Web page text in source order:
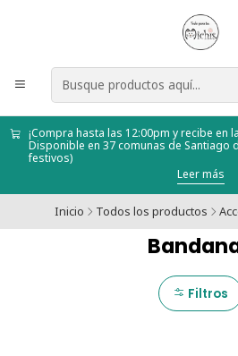
¡Compra hasta las 12:00pm y recibe en
Disponible en 37 comunas de Santiago
festivos)
Leer más
Inicio Todos los productos
Filtros